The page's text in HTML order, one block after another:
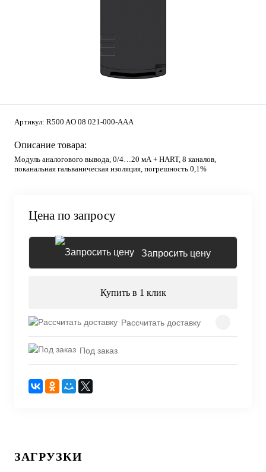
Артикул: R500 AO 08 021-000-AAA
Описание товара:
Модуль аналогового вывода, 0/4…20 мА + HART, 8 каналов,
поканальная гальваническая изоляция, погрешность 0,1%
Цена по запросу
Запросить цену
Купить в 1 клик
Рассчитать доставку
Под заказ
ЗАГРУЗКИ